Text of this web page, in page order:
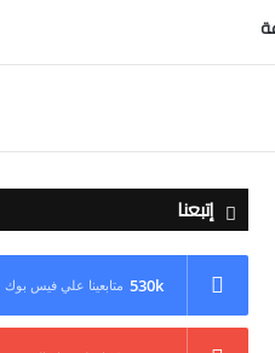
إتبعنا
530k متابعينا علي فيس بوك